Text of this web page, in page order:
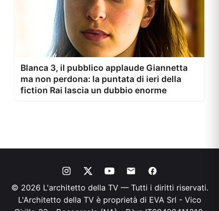
Blanca 3, il pubblico applaude Giannetta
ma non perdona: la puntata di ieri della
fiction Rai lascia un dubbio enorme
© 2026 L'architetto della TV — Tutti i diritti riservati.
L'Architetto della TV è proprietà di EVA Srl - Vico